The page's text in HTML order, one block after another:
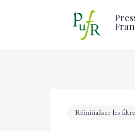
Réinitialiser les